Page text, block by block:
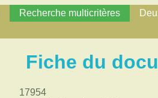
Recherche multicritères
Fiche du
17954